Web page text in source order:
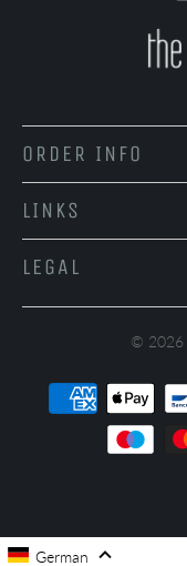
ORDER INFO
LINKS
LEGAL
© 2026
German